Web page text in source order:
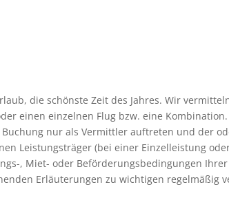
die schönste Zeit des Jahres. Wir
einen einzelnen Flug bzw. eine Kombination.
nur als Vermittler auftreten und der
Leistungsträger (bei einer Einzelleistung
, Miet- oder Beförderungsbedingungen
Erläuterungen zu wichtigen regelmäßig